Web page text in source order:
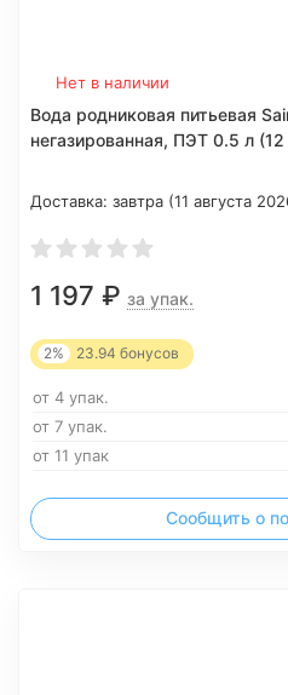
Нет в наличии
Вода родниковая питьевая
негазированная, ПЭТ 0.5 л
Доставка: завтра (11 августа
1 197 ₽ за упак.
2% 23.94 бонусов
от 4 упак.
от 7 упак.
от 11 упак
Сообщить о